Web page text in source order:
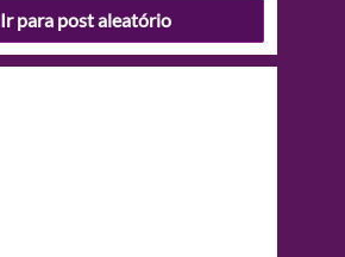
Ir para post aleatório